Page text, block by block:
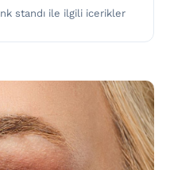
standı ile ilgili icerikler